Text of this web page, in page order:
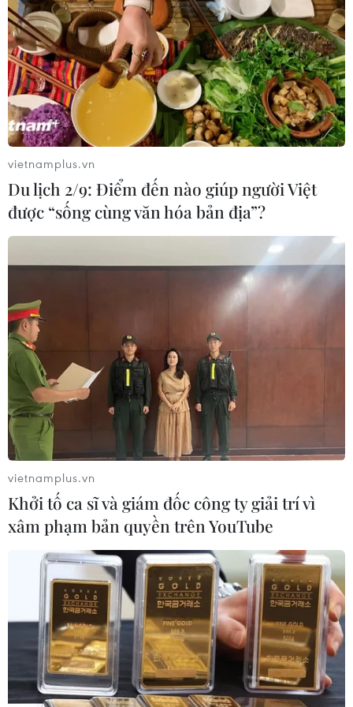
bền vững
06/08/2026 01:55
Tạo sinh kế, mở đường thoát nghèo
cho đồng bào Khmer
06/08/2026 01:54
Xe tải cẩu tông sập cầu Đắk Lung tại
Đồng Nai, hai người thoát nạn
Dự kiến giảm hơn 17.000 đầu mối cơ
sở giáo dục trên cả nước, tương ứng
45,7%
06/08/2026 01:26
Khắc phục thẻ vàng IUU: “Lá chắn”
bảo vệ ngư trường từ cơ sở
06/08/2026 00:55
Thông tin mới về vụ cháy lớn tại khu
vực chợ Biên Hòa
06/08/2026 00:44
Thời tiết ngày 6/8: Bão số 3 đã di
chuyển ra ngoài Biển Đông
05/08/2026 23:15
vietnamplus.vn
Du lịch 2/9: Điểm đến nào giúp người Việt
được “sống cùng văn hóa bản địa”?
vietnamplus.vn
Khởi tố ca sĩ và giám đốc công ty giải trí vì
xâm phạm bản quyền trên YouTube